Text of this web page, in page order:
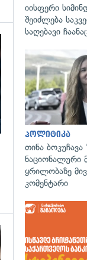
გადახედვა
იისფერი
შეიძლება
საღებავი
პოლიტიკა
თინა
ნაციონალური
ყრილობაზე
კომენტარი